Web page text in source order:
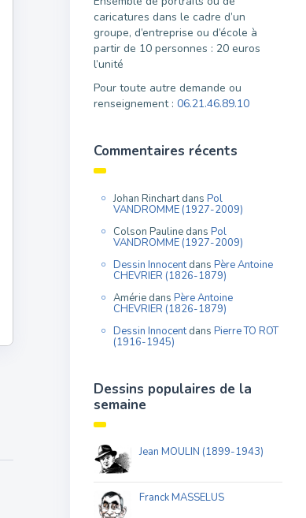
caricatures dans le cadre d’un
groupe, d’entreprise ou d’école à
partir de 10 personnes : 20 euros
l’unité
Pour toute autre demande ou
renseignement : 06.21.46.89.10
Commentaires récents
Johan Rinchartdans Pol
VANDROMME (1927-2009)
Colson Pauline dans Pol
VANDROMME (1927-2009)
Dessin Innocentdans Père Antoine
CHEVRIER (1826-1879)
Amérie dans Père Antoine
CHEVRIER (1826-1879)
Dessin Innocentdans Pierre TO ROT
(1916-1945)
Dessins populaires de la
semaine
Jean MOULIN (1899-1943)
Franck MASSELUS